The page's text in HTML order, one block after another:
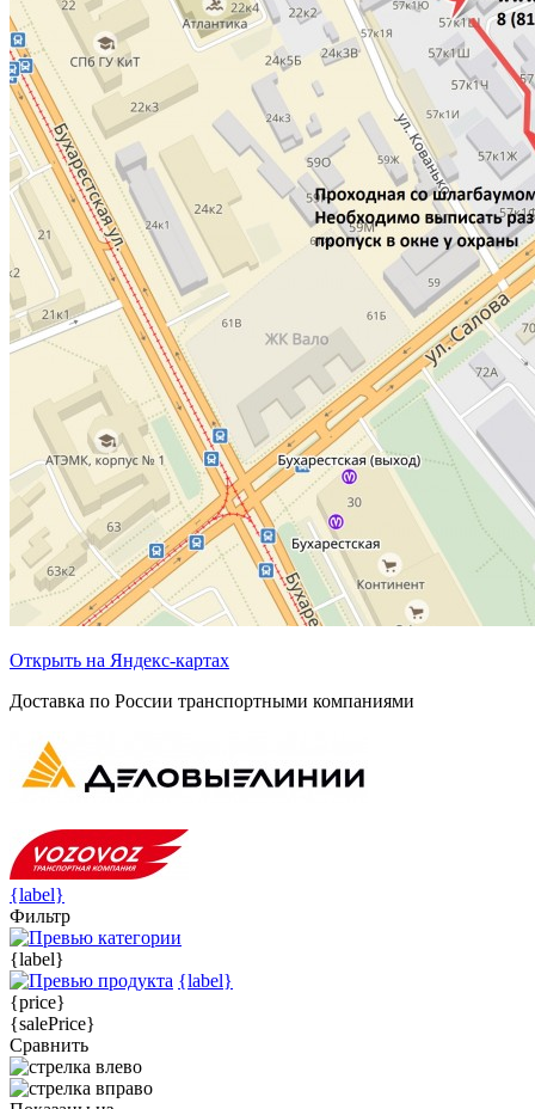
Открыть на Яндекс-картах
Доставка по России транспортными компаниями
{label}
Фильтр
{label}
{label}
{price}
{salePrice}
Сравнить